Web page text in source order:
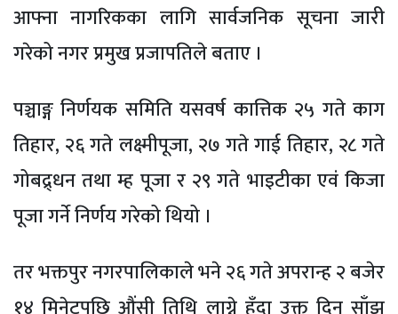
आफ्ना नागरिकका लागि सार्वजनिक सूचना जारी
गरेको नगर प्रमुख प्रजापतिले बताए ।
पञ्चाङ्ग निर्णयक समिति यसवर्ष कात्तिक २५ गते काग
तिहार, २६ गते लक्ष्मीपूजा, २७ गते गाई तिहार, २८ गते
गोबद्र्धन तथा म्ह पूजा र २९ गते भाइटीका एवं किजा
पूजा गर्ने निर्णय गरेको थियो ।
तर भक्तपुर नगरपालिकाले भने २६ गते अपरान्ह २ बजेर